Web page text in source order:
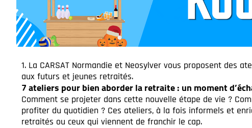
La CARSAT Normandie et Neosylver vous proposent des
aux futurs et jeunes retraités.
7 ateliers pour bien aborder la retraite : un moment
Comment se projeter dans cette nouvelle étape de vie ?
profiter du quotidien ? Ces ateliers, à la fois informels et
retraités ou ceux qui viennent de franchir le cap.